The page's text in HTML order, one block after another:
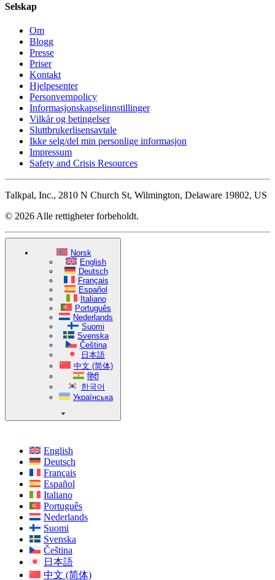
Selskap
Om
Blogg
Presse
Priser
Kontakt
Hjelpesenter
Personvernpolicy
Informasjonskapselinnstillinger
Vilkår og betingelser
Sluttbrukerlisensavtale
Ikke selg/del min personlige informasjon
Impressum
Safety and Crisis Resources
Talkpal, Inc., 2810 N Church St, Wilmington, Delaware 19802, US
© 2026 Alle rettigheter forbeholdt.
Norsk
English
Deutsch
Français
Español
Italiano
Português
Nederlands
Suomi
Svenska
Čeština
日本語
中文 (简体)
हिंदी
한국어
Українська
English
Deutsch
Français
Español
Italiano
Português
Nederlands
Suomi
Svenska
Čeština
日本語
中文 (简体)